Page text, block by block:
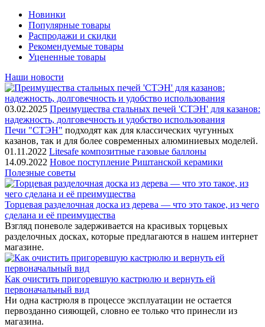
Новинки
Популярные товары
Распродажи и скидки
Рекомендуемые товары
Уцененные товары
Наши новости
03.02.2025 Преимущества стальных печей 'СТЭН' для казанов:
надежность, долговечность и удобство использования
Печи "СТЭН" подходят как для классических чугунных
казанов, так и для более современных алюминиевых моделей.
01.11.2022 Litesafe композитные газовые баллоны
14.09.2022 Новое поступление Риштанской керамики
Полезные советы
Торцевая разделочная доска из дерева — что это такое, из чего
сделана и её преимущества
Взгляд поневоле задерживается на красивых торцевых
разделочных досках, которые предлагаются в нашем интернет
магазине.
Как очистить пригоревшую кастрюлю и вернуть ей
первоначальный вид
Ни одна кастрюля в процессе эксплуатации не остается
первозданно сияющей, словно ее только что принесли из
магазина.